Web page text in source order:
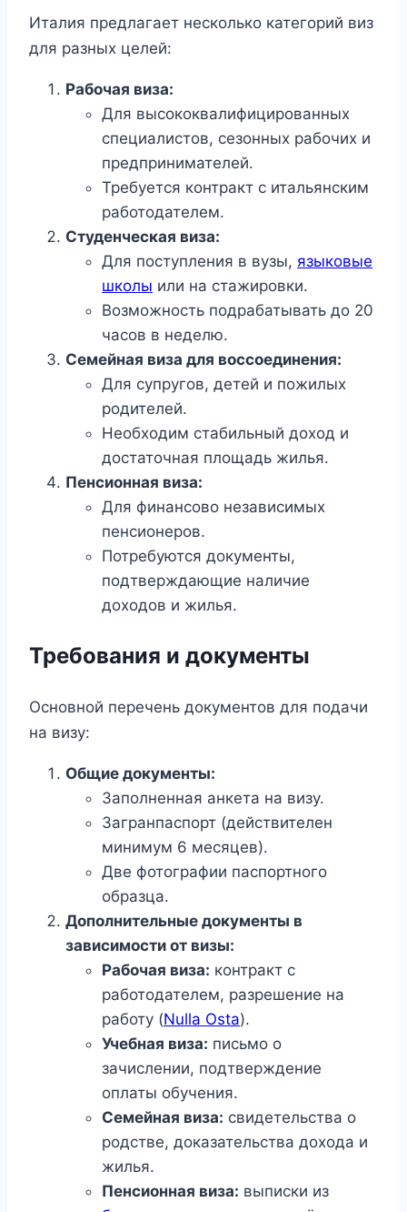
Италия предлагает несколько категорий виз
для разных целей:
Рабочая виза:
Для высококвалифицированных
специалистов, сезонных рабочих и
предпринимателей.
Требуется контракт с итальянским
работодателем.
Студенческая виза:
Для поступления в вузы, языковые
школы или на стажировки.
Возможность подрабатывать до 20
часов в неделю.
Семейная виза для воссоединения:
Для супругов, детей и пожилых
родителей.
Необходим стабильный доход и
достаточная площадь жилья.
Пенсионная виза:
Для финансово независимых
пенсионеров.
Потребуются документы,
подтверждающие наличие
доходов и жилья.
Требования и документы
Основной перечень документов для подачи
на визу:
Общие документы:
Заполненная анкета на визу.
Загранпаспорт (действителен
минимум 6 месяцев).
Две фотографии паспортного
образца.
Дополнительные документы в
зависимости от визы:
Рабочая виза: контракт с
работодателем, разрешение на
работу (Nulla Osta).
Учебная виза: письмо о
зачислении, подтверждение
оплаты обучения.
Семейная виза: свидетельства о
родстве, доказательства дохода и
жилья.
Пенсионная виза: выписки из